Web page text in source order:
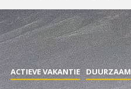
ACTIEVE VAKANTIE DUURZAAM